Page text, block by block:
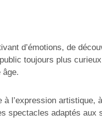
d’émotions, de
toujours plus
âge.
l’expression artistique,
spectacles adaptés aux